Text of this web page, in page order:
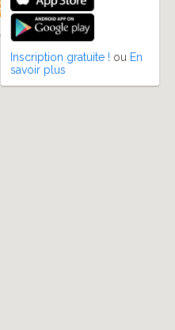
Inscription gratuite ! ou En
savoir plus